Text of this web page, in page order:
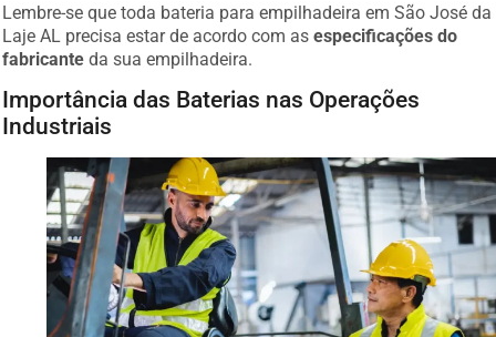
Laje AL precisa estar de acordo com asespecificações do
fabricanteda sua empilhadeira.
Importância das Baterias nas Operações
Industriais